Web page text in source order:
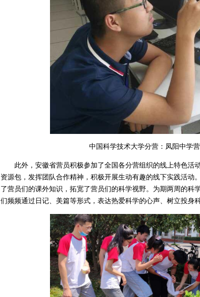
中国科学技术大学分营：凤阳中学营
此外，安徽省营员积极参加了全国各分营组织的线上特色活
资源包，发挥团队合作精神，积极开展生动有趣的线下实践活动
了营员们的课外知识，拓宽了营员们的科学视野。为期两周的科
们频频通过日记、美篇等形式，表达热爱科学的心声、树立投身